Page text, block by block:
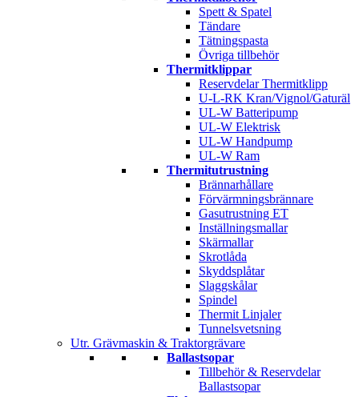
Spett & Spatel
Tändare
Tätningspasta
Övriga tillbehör
Thermitklippar
Reservdelar Thermitklipp
U-L-RK Kran/Vignol/Gaturäl
UL-W Batteripump
UL-W Elektrisk
UL-W Handpump
UL-W Ram
Thermitutrustning
Brännarhållare
Förvärmningsbrännare
Gasutrustning ET
Inställningsmallar
Skärmallar
Skrotlåda
Skyddsplåtar
Slaggskålar
Spindel
Thermit Linjaler
Tunnelsvetsning
Utr. Grävmaskin & Traktorgrävare
Ballastsopar
Tillbehör & Reservdelar
Ballastsopar